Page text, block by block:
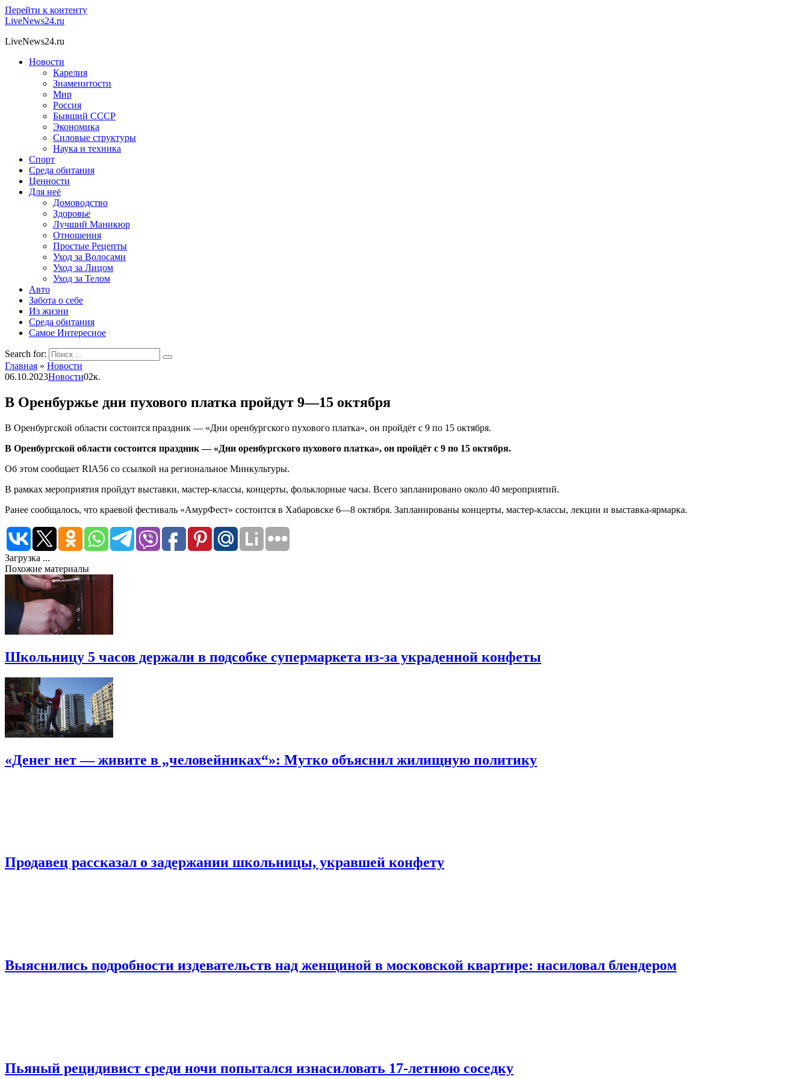
Перейти к контенту
LiveNews24.ru
LiveNews24.ru
Новости
Карелия
Знаменитости
Мир
Россия
Бывший СССР
Экономика
Силовые структуры
Наука и техника
Спорт
Среда обитания
Ценности
Для неё
Домоводство
Здоровье
Лучший Маникюр
Отношения
Простые Рецепты
Уход за Волосами
Уход за Лицом
Уход за Телом
Авто
Забота о себе
Из жизни
Среда обитания
Самое Интересное
Search for:
Главная » Новости
06.10.2023Новости02к.
В Оренбуржье дни пухового платка пройдут 9—15 октября
В Оренбургской области состоится праздник — «Дни оренбургского пухового платка», он пройдёт с 9 по 15 октября.
В Оренбургской области состоится праздник — «Дни оренбургского пухового платка», он пройдёт с 9 по 15 октября.
Об этом сообщает RIA56 со ссылкой на региональное Минкультуры.
В рамках мероприятия пройдут выставки, мастер-классы, концерты, фольклорные часы. Всего запланировано около 40 мероприятий.
Ранее сообщалось, что краевой фестиваль «АмурФест» состоится в Хабаровске 6—8 октября. Запланированы концерты, мастер-классы, лекции и выставка-ярмарка.
Загрузка ...
Похожие материалы
Школьницу 5 часов держали в подсобке супермаркета из-за украденной конфеты
«Денег нет — живите в „человейниках“»: Мутко объяснил жилищную политику
Продавец рассказал о задержании школьницы, укравшей конфету
Выяснились подробности издевательств над женщиной в московской квартире: насиловал блендером
Пьяный рецидивист среди ночи попытался изнасиловать 17-летнюю соседку